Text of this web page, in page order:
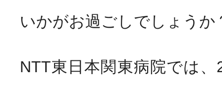
いかがお過ごしでしょうか
NTT東日本関東病院では